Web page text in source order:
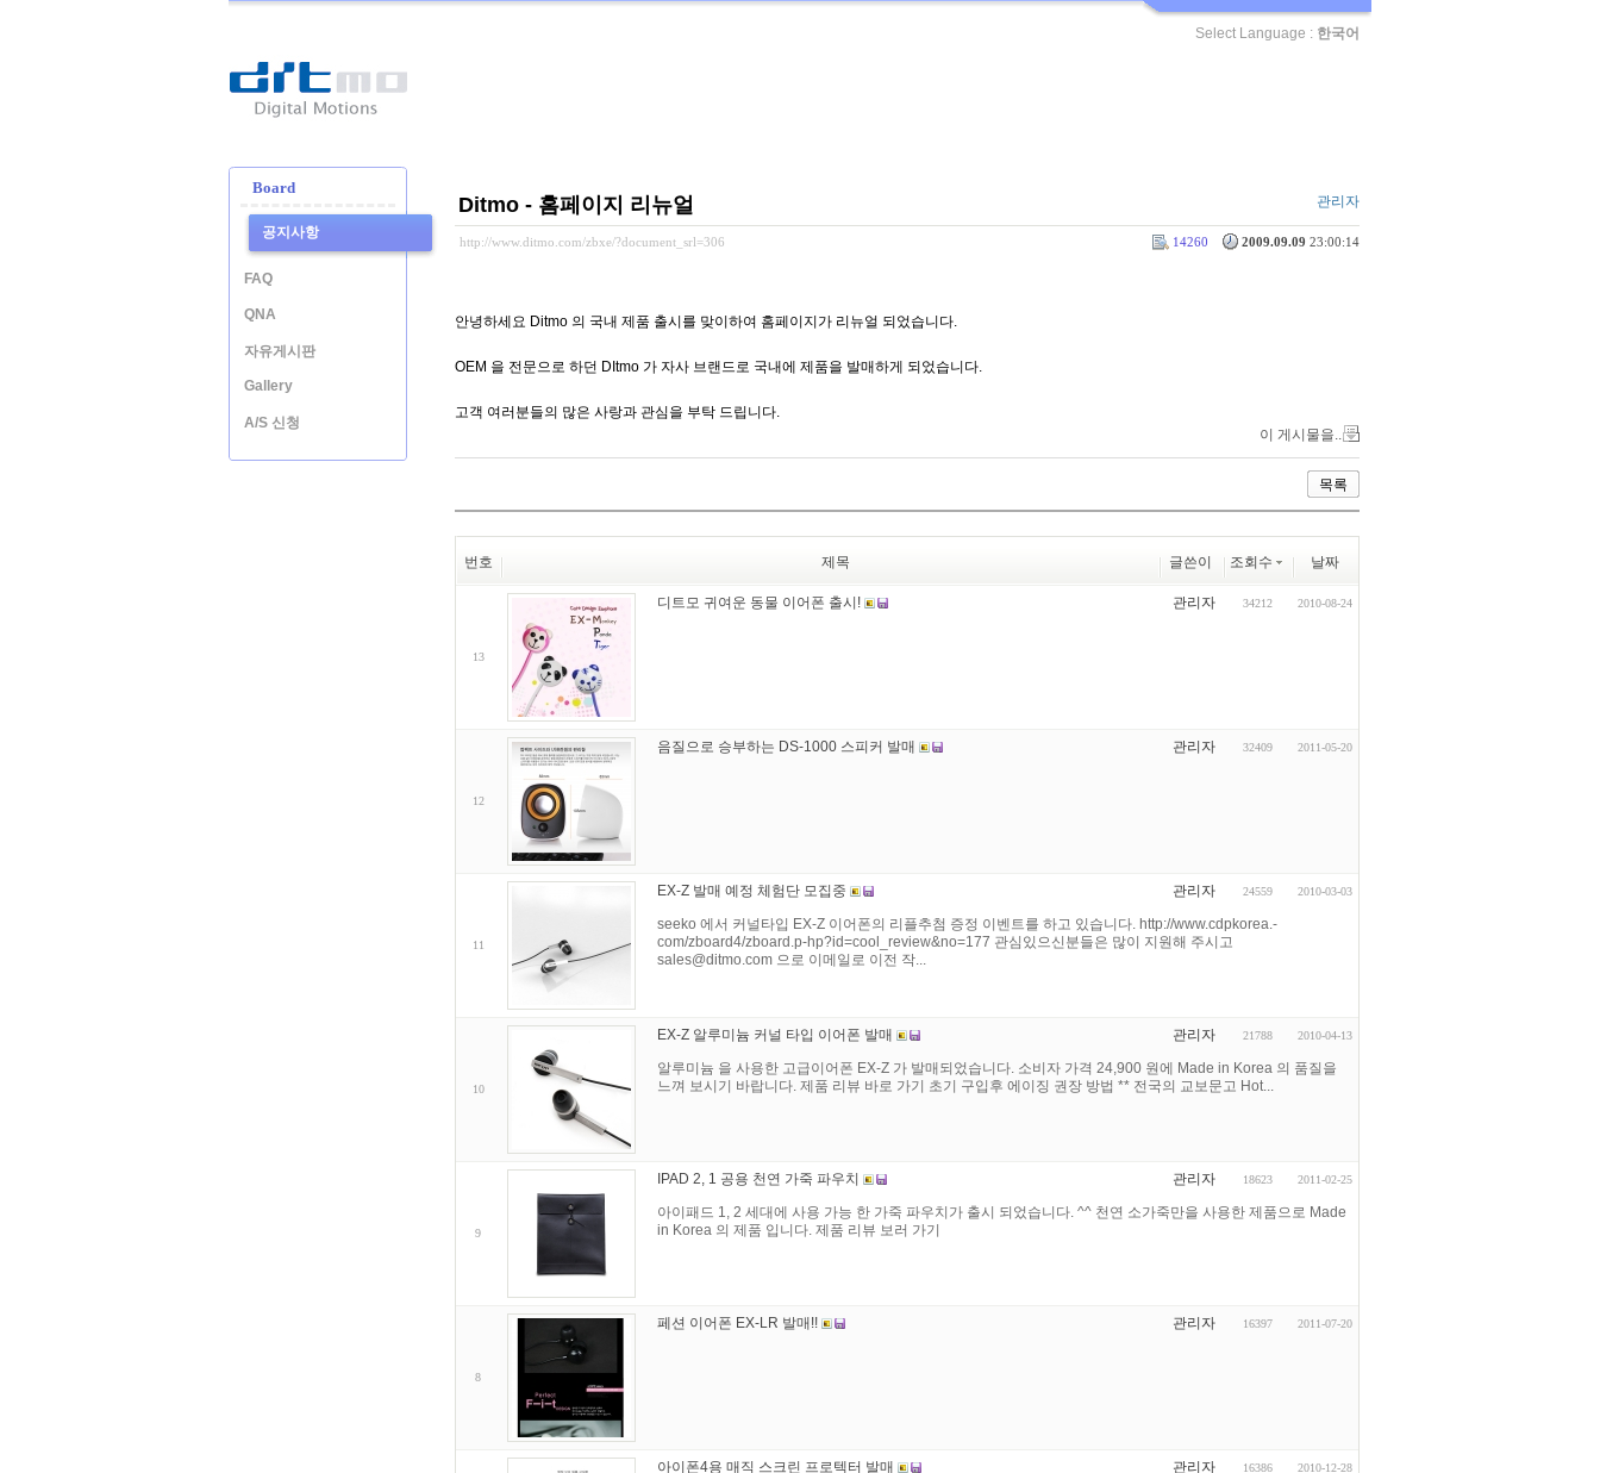
Select Language : 한국어
-
Digital
Board
공지사항
FAQ
QNA
자유게시판
Gallery
A/S 신청
Ditmo - 홈페이지 리뉴얼 관리자
http://www.ditmo.com/zbxe/?document_srl=306 2009.09.09 23:00:14
14260
안녕하세요 Ditmo 의 국내 제품 출시를 맞이하여 홈페이지가 리뉴얼 되었습니다.
OEM 을 전문으로 하던 DItmo 가 자사 브랜드로 국내에 제품을 발매하게 되었습니다.
고객 여러분들의 많은 사랑과 관심을 부탁 드립니다.
이 게시물을..
목록
번호 제목 글쓴이 조회수 날짜
13
디트모 귀여운 동물 이어폰 출시! 관리자 34212 2010-08-24
12
음질으로 승부하는 DS-1000 스피커 발매 관리자 32409 2011-05-20
11
EX-Z 발매 예정 체험단 모집중 관리자 24559 2010-03-03
seeko 에서 커널타입 EX-Z 이어폰의 리플추첨 증정 이벤트를 하고 있습니다. http://www.cdpkorea.-
com/zboard4/zboard.p-hp?id=cool_review&no=177 관심있으신분들은 많이 지원해 주시고
sales@ditmo.com 으로 이메일로 이전 작...
10
EX-Z 알루미늄 커널 타입 이어폰 발매 관리자 21788 2010-04-13
알루미늄 을 사용한 고급이어폰 EX-Z 가 발매되었습니다. 소비자 가격 24,900 원에 Made in Korea 의 품질을
느껴 보시기 바랍니다. 제품 리뷰 바로 가기 초기 구입후 에이징 권장 방법 ** 전국의 교보문고 Hot...
9
IPAD 2, 1 공용 천연 가죽 파우치 관리자 18623 2011-02-25
아이패드 1, 2 세대에 사용 가능 한 가죽 파우치가 출시 되었습니다. ^^ 천연 소가죽만을 사용한 제품으로 Made
in Korea 의 제품 입니다. 제품 리뷰 보러 가기
8
페션 이어폰 EX-LR 발매!! 관리자 16397 2011-07-20
아이폰4용 매직 스크린 프로텍터 발매 관리자 16386 2010-12-28